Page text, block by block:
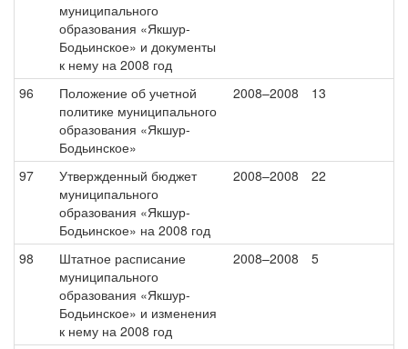
муниципального
образования «Якшур-
Бодьинское» и документы
к нему на 2008 год
96
Положение об учетной
политике муниципального
образования «Якшур-
Бодьинское»
2008–2008 13
97
Утвержденный бюджет
муниципального
образования «Якшур-
Бодьинское» на 2008 год
2008–2008 22
98
Штатное расписание
муниципального
образования «Якшур-
Бодьинское» и изменения
к нему на 2008 год
2008–2008 5